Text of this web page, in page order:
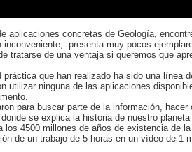
aplicaciones concretas de Geología,
inconveniente; presenta muy pocos
tratarse de una ventaja si queremos que
práctica que han realizado ha sido una línea
utilizar ninguna de las aplicaciones
para buscar parte de la información,
se explica la historia de nuestro
los 4500 millones de años de existencia de
de un trabajo de 5 horas en un vídeo de 1